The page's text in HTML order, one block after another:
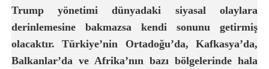
Trump yönetimi dünyadaki siyasal olaylara
derinlemesine bakmazsa kendi sonunu getirmiş
olacaktır. Türkiye’nin Ortadoğu’da, Kafkasya’da,
Balkanlar’da ve Afrika’nın bazı bölgelerinde hala